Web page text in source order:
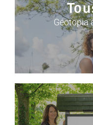
Géotopia